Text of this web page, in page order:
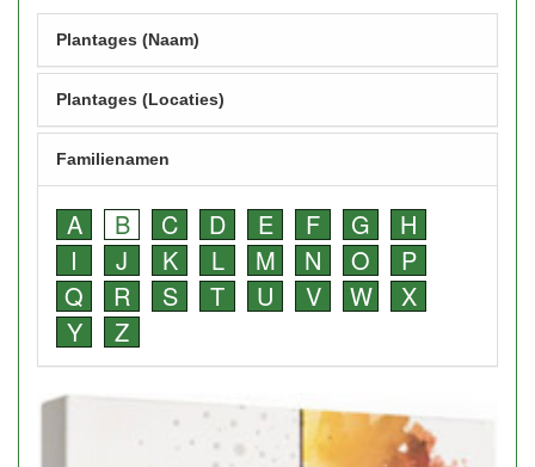
Plantages (Naam)
Plantages (Locaties)
Familienamen
A B C D E F G
H
I
J K L M N O
P
Q
R S T U V W
X
Y
Z